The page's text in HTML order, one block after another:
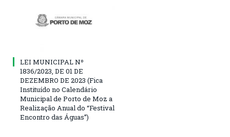
LEI MUNICIPAL Nº
1836/2023, DE 01 DE
DEZEMBRO DE 2023 (Fica
Instituído no Calendário
Municipal de Porto de Moz a
Realização Anual do “Festival
Encontro das Águas”)